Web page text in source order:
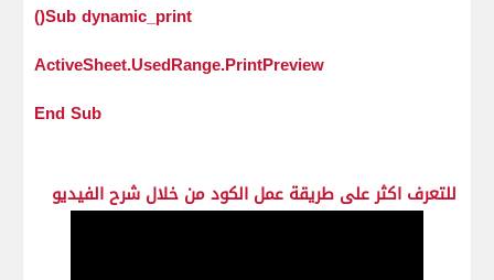
Sub dynamic_print()
ActiveSheet.UsedRange.PrintPreview
End Sub
للتعرف اكثر على طريقة عمل الكود من خلال شرح الفيديو